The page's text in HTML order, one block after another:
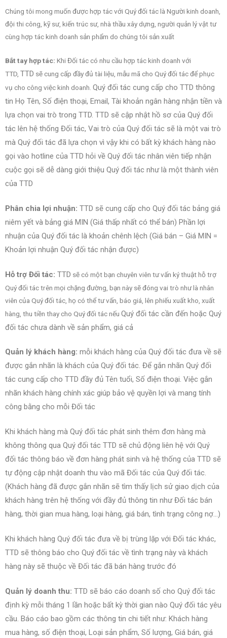
Chúng tôi mong muốn được hợp tác với Quý đối tác là Người kinh doanh,
đội thi công, kỹ sư, kiến trúc sư, nhà thầu xây dựng, người quản lý vật tư
cùng hợp tác kinh doanh sản phẩm do chúng tôi sản xuất
Bắt tay hợp tác: Khi Đối tác có nhu cầu hợp tác kinh doanh với
TTD, TTD sẽ cung cấp đầy đủ tài liệu, mẫu mã cho Quý đối tác để phục
vụ cho công việc kinh doanh. Quý đối tác cung cấp cho TTD thông
tin Họ Tên, Số điện thoại, Email, Tài khoản ngân hàng nhận tiền và
lựa chọn vai trò trong TTD. TTD sẽ cập nhật hồ sơ của Quý đối
tác lên hệ thống Đối tác, Vai trò của Quý đối tác sẽ là một vai trò
mà Quý đối tác đã lựa chọn vì vậy khi có bất kỳ khách hàng nào
gọi vào hotline của TTD hỏi về Quý đối tác nhân viên tiếp nhận
cuộc gọi sẽ dễ dàng giới thiệu Quý đối tác như là một thành viên
của TTD
Phân chia lợi nhuận: TTD sẽ cung cấp cho Quý đối tác bảng giá
niêm yết và bảng giá MIN (Giá thấp nhất có thể bán) Phần lợi
nhuận của Quý đối tác là khoản chênh lệch (Giá bán – Giá MIN =
Khoản lợi nhuận Quý đối tác nhận được)
Hỗ trợ Đối tác: TTD sẽ có một bạn chuyên viên tư vấn ký thuật hỗ trợ
Quý đối tác trên mọi chặng đường, bạn này sẽ đóng vai trò như là nhân
viên của Quý đối tác, họ có thể tư vấn, báo giá, lên phiếu xuất kho, xuất
hàng, thu tiền thay cho Quý đối tác nếu Quý đối tác cần đến hoặc Quý
đối tác chưa dành về sản phẩm, giá cả
Quản lý khách hàng: mỗi khách hàng của Quý đối tác đưa về sẽ
được gắn nhãn là khách của Quý đối tác. Để gắn nhãn Quý đối
tác cung cấp cho TTD đầy đủ Tên tuổi, Số điện thoại. Việc gắn
nhãn khách hàng chính xác giúp bảo vệ quyền lợi và mang tính
công bằng cho mỗi Đối tác
Khi khách hàng mà Quý đối tác phát sinh thêm đơn hàng mà
không thông qua Quý đối tác TTD sẽ chủ động liên hệ với Quý
đối tác thông báo về đơn hàng phát sinh và hệ thống của TTD sẽ
tự động cập nhật doanh thu vào mã Đối tác của Quý đối tác.
(Khách hàng đã được gắn nhãn sẽ tìm thấy lịch sử giao dịch của
khách hàng trên hệ thống với đầy đủ thông tin như Đối tác bán
hàng, thời gian mua hàng, loại hàng, giá bán, tình trạng công nợ…)
Khi khách hàng Quý đối tác đưa về bị trùng lặp với Đối tác khác,
TTD sẽ thông báo cho Quý đối tác về tình trạng này và khách
hàng này sẽ thuộc về Đối tác đã bán hàng trước đó
Quản lý doanh thu: TTD sẽ báo cáo doanh số cho Quý đối tác
định kỳ mỗi tháng 1 lần hoặc bất kỳ thời gian nào Quý đối tác yêu
cầu. Báo cáo bao gồm các thông tin chi tiết như: Khách hàng
mua hàng, số điện thoại, Loại sản phẩm, Số lượng, Giá bán, giá